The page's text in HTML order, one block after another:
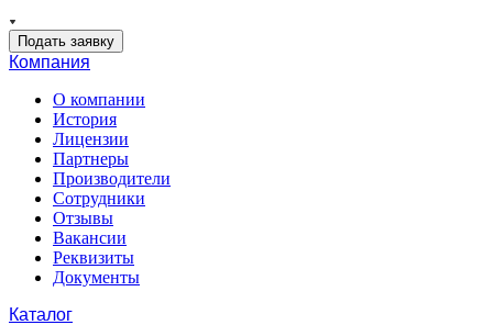
Подать заявку
Компания
О компании
История
Лицензии
Партнеры
Производители
Сотрудники
Отзывы
Вакансии
Реквизиты
Документы
Каталог